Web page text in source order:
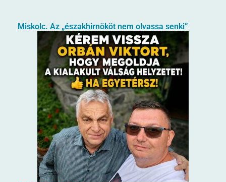
Miskolc. Az „északhirnököt nem olvassa senki”